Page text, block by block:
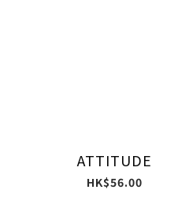
ATTITUDE
HK$56.00